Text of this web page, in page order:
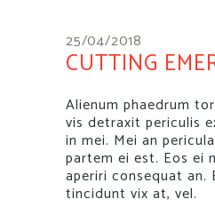
25/04/2018
CUTTING
Alienum phaedrum
vis detraxit periculis
in mei. Mei an
partem ei est. Eos ei
aperiri consequat an.
tincidunt vix at, vel.